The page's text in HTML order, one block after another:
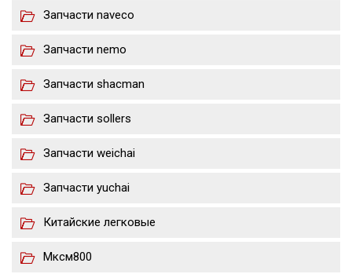
Запчасти naveco
Запчасти nemo
Запчасти shacman
Запчасти sollers
Запчасти weichai
Запчасти yuchai
Китайские легковые
Мксм800